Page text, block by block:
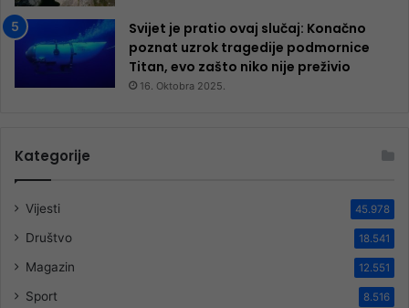
Svijet je pratio ovaj slučaj: Konačno
poznat uzrok tragedije podmornice
Titan, evo zašto niko nije preživio
16. Oktobra 2025.
Kategorije
Vijesti 45.978
Društvo 18.541
Magazin 12.551
Sport 8.516